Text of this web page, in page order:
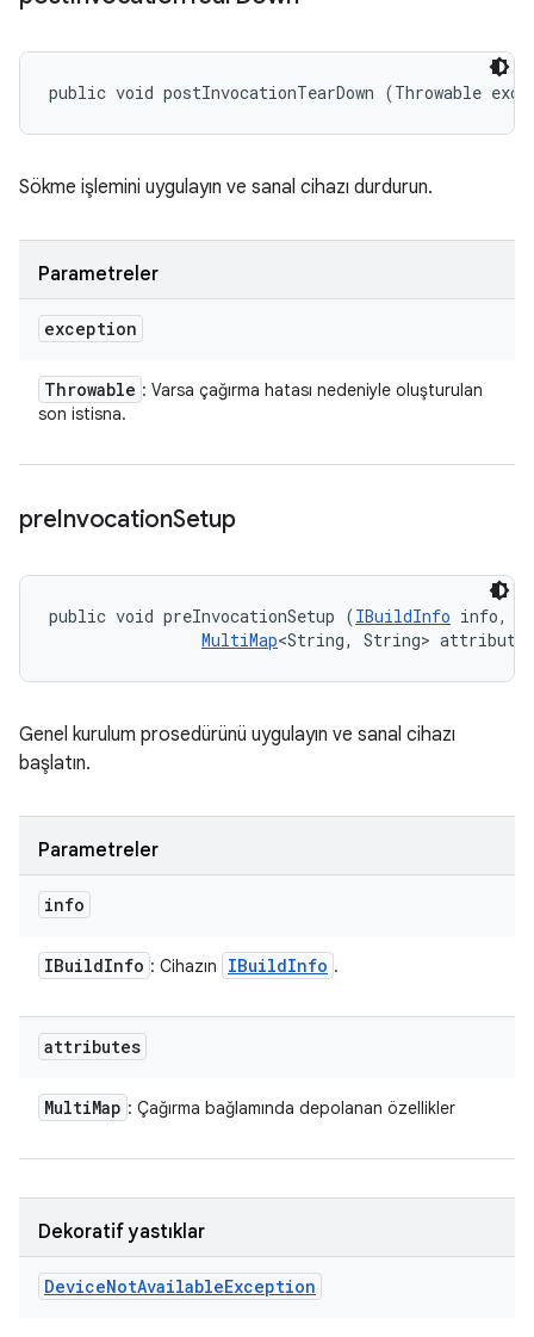
public void postInvocationTearDown (Throwable
Sökme işlemini uygulayın ve sanal cihazı durdurun.
Parametreler
exception
Throwable : Varsa çağırma hatası nedeniyle oluşturulan
son istisna.
preInvocationSetup
public void preInvocationSetup (IBuildInfo info,
MultiMap<String, String>
Genel kurulum prosedürünü uygulayın ve sanal cihazı
başlatın.
Parametreler
info
IBuildInfo : Cihazın IBuildInfo .
attributes
MultiMap : Çağırma bağlamında depolanan özellikler
Dekoratif yastıklar
DeviceNotAvailableException